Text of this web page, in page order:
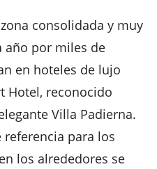
consolidada y muy
año por miles de
en hoteles de lujo
Hotel, reconocido
Villa Padierna.
para los
los alrededores se